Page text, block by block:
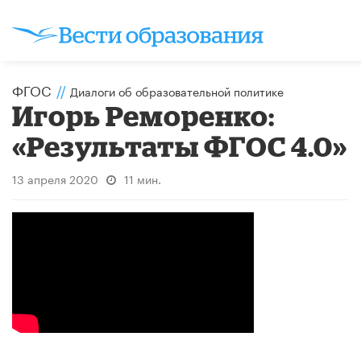
ФГОС // Диалоги об образовательной политике
Игорь Реморенко:
«Результаты ФГОС 4.0»
13 апреля 2020 11 мин.